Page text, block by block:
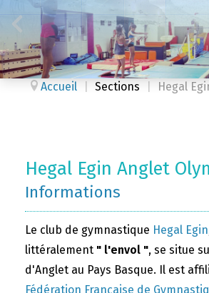
Accueil Sections Hegal
Hegal Egin Anglet
Informations
Le club de gymnastique Hegal Egin
littéralement " l'envol ", se situe
d'Anglet au Pays Basque. Il est
Fédération Française de